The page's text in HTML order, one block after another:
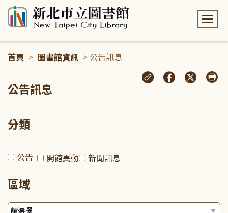
首頁 > 圖書館資訊 > 公告訊息
公告訊息
分類
公告 開館異動 新聞訊息
區域